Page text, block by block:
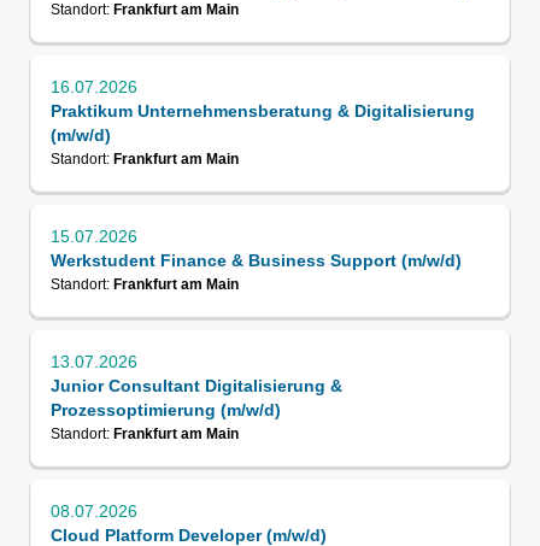
Standort: Frankfurt am Main
16.07.2026
Praktikum Unternehmensberatung & Digitalisierung
(m/w/d)
Standort: Frankfurt am Main
15.07.2026
Werkstudent Finance & Business Support (m/w/d)
Standort: Frankfurt am Main
13.07.2026
Junior Consultant Digitalisierung &
Prozessoptimierung (m/w/d)
Standort: Frankfurt am Main
08.07.2026
Cloud Platform Developer (m/w/d)